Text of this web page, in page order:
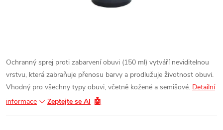
Ochranný sprej proti zabarvení obuvi (150 ml) vytváří neviditelnou
vrstvu, která zabraňuje přenosu barvy a prodlužuje životnost obuvi.
Vhodný pro všechny typy obuvi, včetně kožené a semišové. Detailní
informace
Zeptejte se AI 🤖